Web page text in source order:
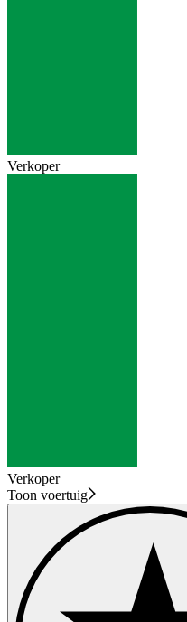
Verkoper
Verkoper
Toon voertuig